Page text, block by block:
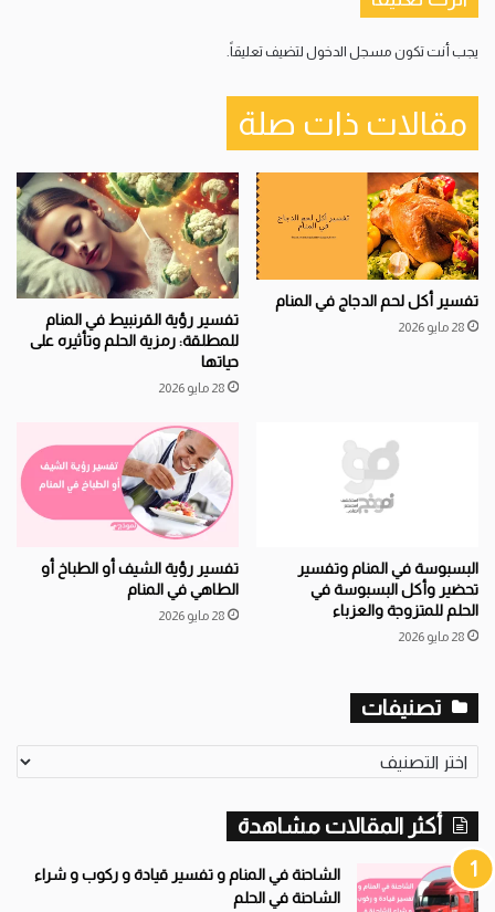
يجب أنت تكون مسجل الدخول لتضيف تعليقاً.
مقالات ذات صلة
تفسير أكل لحم الدجاج في المنام
28 مايو 2026
تفسير رؤية القرنبيط في المنام
للمطلقة: رمزية الحلم وتأثيره على
حياتها
28 مايو 2026
البسبوسة في المنام وتفسير
تحضير وأكل البسبوسة في
الحلم للمتزوجة والعزباء
28 مايو 2026
تفسير رؤية الشيف أو الطباخ أو
الطاهي في المنام
28 مايو 2026
تصنيفات
ص
ف
ا
ت
أكثر المقالات مشاهدة
الشاحنة في المنام و تفسير قيادة و ركوب و شراء
الشاحنة في الحلم